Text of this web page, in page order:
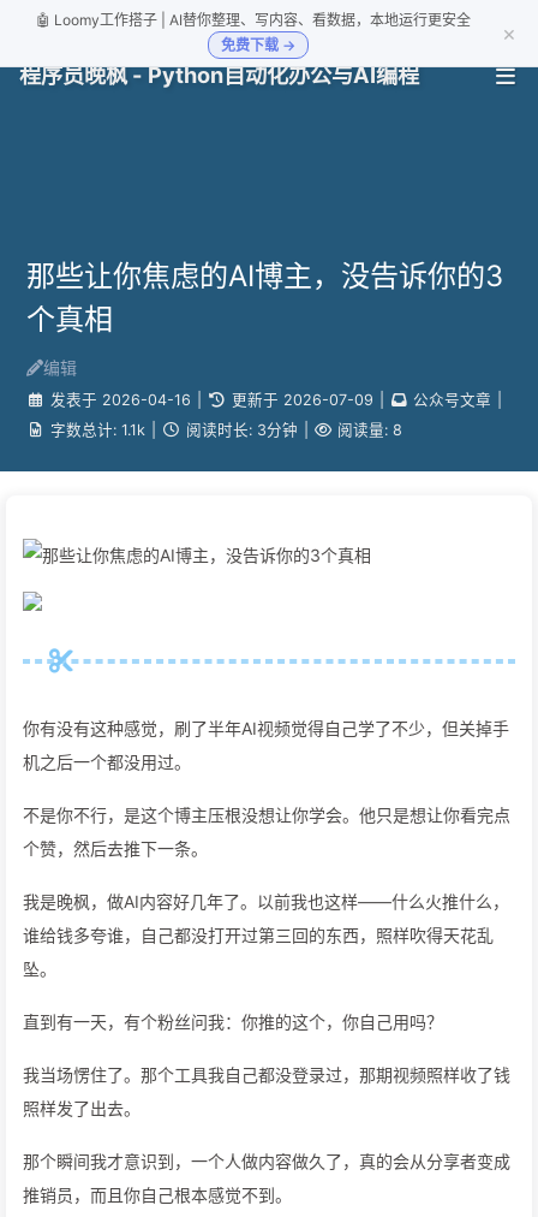
🤖 Loomy工作搭子 | AI替你整理、写内容、看数据，本地运行更安全
免费下载 →
×
程序员晚枫 - Python自动化办公与AI编程
那些让你焦虑的AI博主，没告诉你的3
个真相
编辑
发表于 2026-04-16 更新于 2026-07-09 公众号文章
字数总计: 1.1k 阅读时长: 3分钟 阅读量: 8
你有没有这种感觉，刷了半年AI视频觉得自己学了不少，但关掉手
机之后一个都没用过。
不是你不行，是这个博主压根没想让你学会。他只是想让你看完点
个赞，然后去推下一条。
我是晚枫，做AI内容好几年了。以前我也这样——什么火推什么，
谁给钱多夸谁，自己都没打开过第三回的东西，照样吹得天花乱
坠。
直到有一天，有个粉丝问我：你推的这个，你自己用吗？
我当场愣住了。那个工具我自己都没登录过，那期视频照样收了钱
照样发了出去。
那个瞬间我才意识到，一个人做内容做久了，真的会从分享者变成
推销员，而且你自己根本感觉不到。